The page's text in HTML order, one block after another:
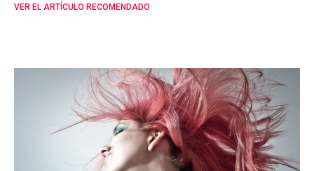
VER EL ARTÍCULO RECOMENDADO